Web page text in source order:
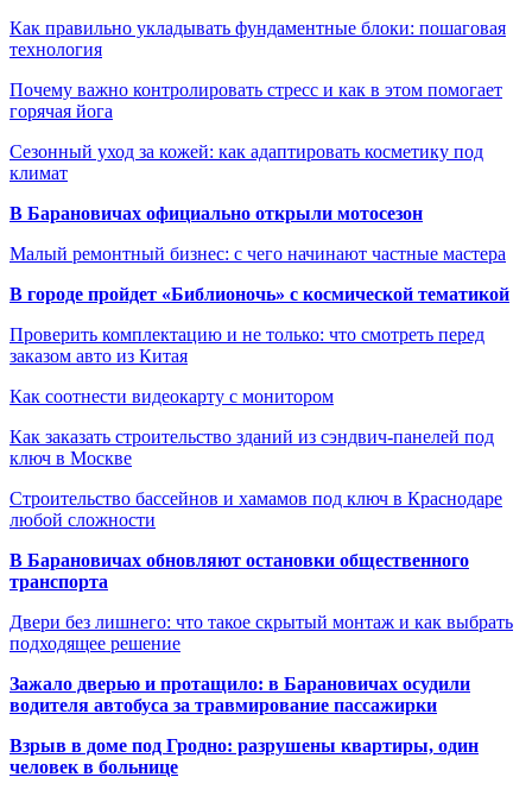
Как правильно укладывать фундаментные блоки: пошаговая
технология
Почему важно контролировать стресс и как в этом помогает
горячая йога
Сезонный уход за кожей: как адаптировать косметику под
климат
В Барановичах официально открыли мотосезон
Малый ремонтный бизнес: с чего начинают частные мастера
В городе пройдет «Библионочь» с космической тематикой
Проверить комплектацию и не только: что смотреть перед
заказом авто из Китая
Как соотнести видеокарту с монитором
Как заказать строительство зданий из сэндвич-панелей под
ключ в Москве
Строительство бассейнов и хамамов под ключ в Краснодаре
любой сложности
В Барановичах обновляют остановки общественного
транспорта
Двери без лишнего: что такое скрытый монтаж и как выбрать
подходящее решение
Зажало дверью и протащило: в Барановичах осудили
водителя автобуса за травмирование пассажирки
Взрыв в доме под Гродно: разрушены квартиры, один
человек в больнице